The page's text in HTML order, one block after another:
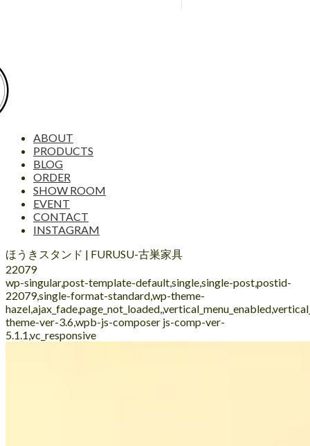
ABOUT
PRODUCTS
BLOG
ORDER
SHOW ROOM
EVENT
CONTACT
INSTAGRAM
ほうきスタンド | FURUSU-古巣家具
22079
wp-singular,post-template-default,single,single-post,postid-
22079,single-format-standard,wp-theme-
theme-ver-3.6,wpb-js-composer js-comp-ver-
5.1.1,vc_responsive